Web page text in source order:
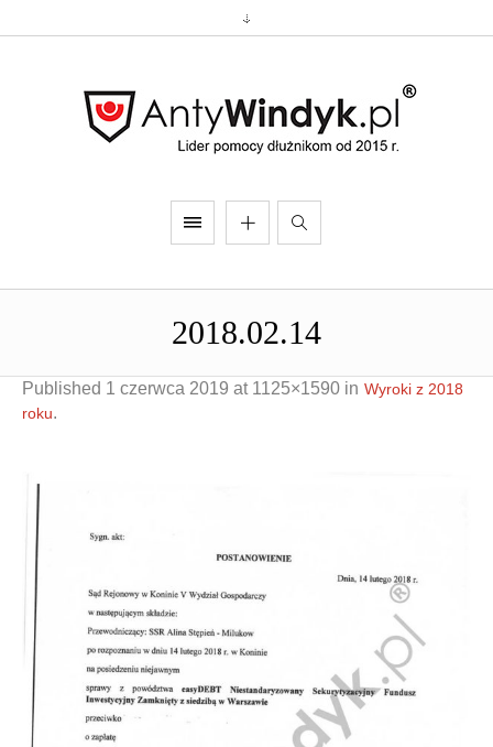
Doradztwo prawne
Doradztwo & konsulting
Negocjacje z wierzycielami
Doradztwo & konsulting
2018.02.14
Published 1 czerwca 2019 at 1125×1590 in Wyroki z 2018
roku.